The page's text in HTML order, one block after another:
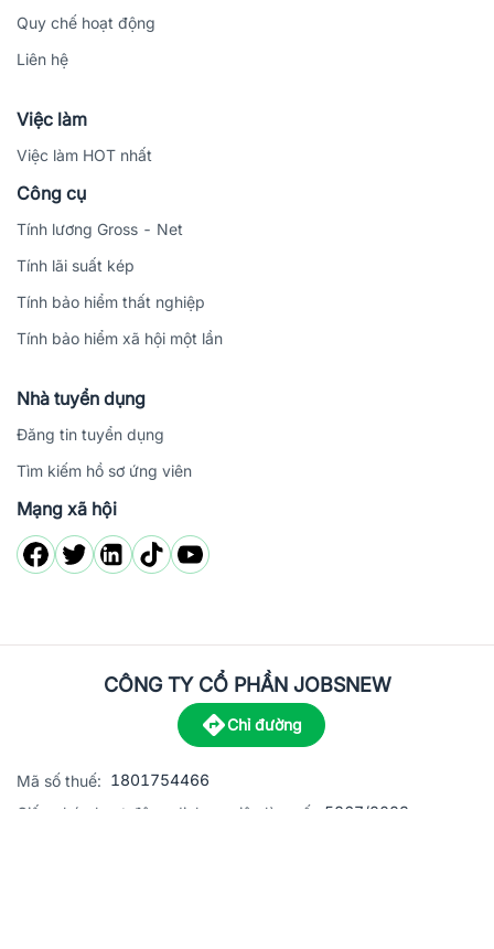
Quy chế hoạt động
Liên hệ
Việc làm
Việc làm HOT nhất
Công cụ
Tính lương Gross - Net
Tính lãi suất kép
Tính bảo hiểm thất nghiệp
Tính bảo hiểm xã hội một lần
Nhà tuyển dụng
Đăng tin tuyển dụng
Tìm kiếm hồ sơ ứng viên
Mạng xã hội
CÔNG TY CỔ PHẦN JOBSNEW
Chỉ đường
Mã số thuế: 1801754466
Giấy phép hoạt động dịch vụ việc làm số:
5867/2023